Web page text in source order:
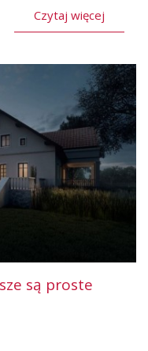
Czytaj więcej
są proste